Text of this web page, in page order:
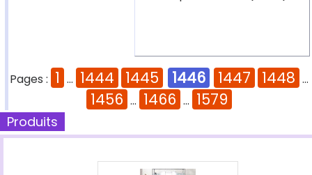
Pages : 1 ... 1444 1445 1446 1447 1448 ...
1456 ... 1466 ... 1579
Produits